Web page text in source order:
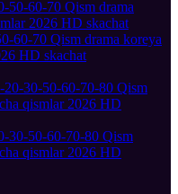
60-70 Qism drama koreya
HD skachat
30-50-60-70-80 Qism
qismlar 2026 HD